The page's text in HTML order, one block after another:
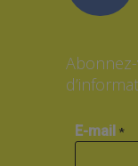
E-mail *